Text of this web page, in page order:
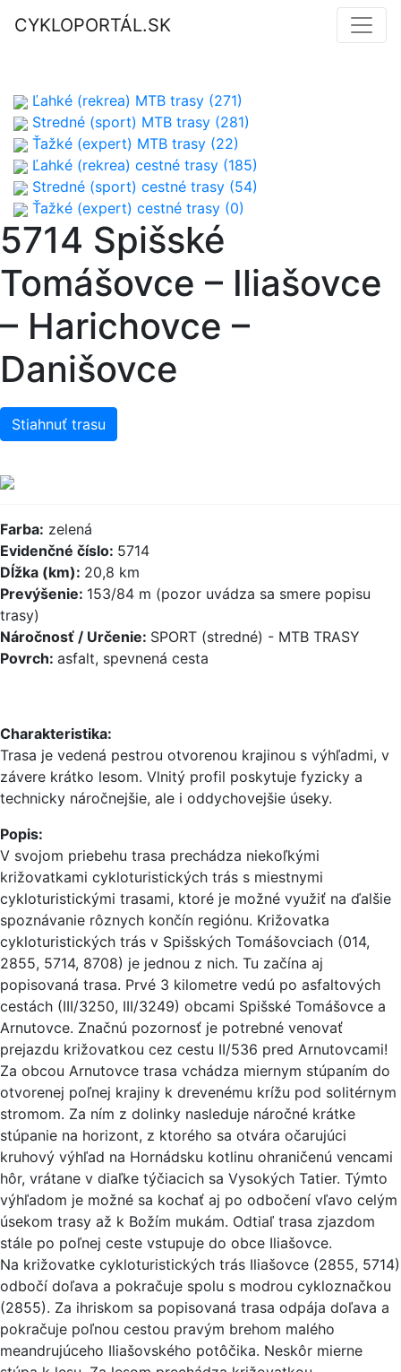
CYKLOPORTÁL.SK
Ľahké (rekrea) MTB trasy (271)
Stredné (sport) MTB trasy (281)
Ťažké (expert) MTB trasy (22)
Ľahké (rekrea) cestné trasy (185)
Stredné (sport) cestné trasy (54)
Ťažké (expert) cestné trasy (0)
5714 Spišské
Tomášovce – Iliašovce
– Harichovce –
Danišovce
Stiahnuť trasu
Farba: zelená
Evidenčné číslo: 5714
Dĺžka (km): 20,8 km
Prevýšenie: 153/84 m (pozor uvádza sa smere popisu
trasy)
Náročnosť / Určenie: SPORT (stredné) - MTB TRASY
Povrch: asfalt, spevnená cesta
Charakteristika:
Trasa je vedená pestrou otvorenou krajinou s výhľadmi, v
závere krátko lesom. Vlnitý profil poskytuje fyzicky a
technicky náročnejšie, ale i oddychovejšie úseky.
Popis:
V svojom priebehu trasa prechádza niekoľkými
križovatkami cykloturistických trás s miestnymi
cykloturistickými trasami, ktoré je možné využiť na ďalšie
spoznávanie rôznych končín regiónu. Križovatka
cykloturistických trás v Spišských Tomášovciach (014,
2855, 5714, 8708) je jednou z nich. Tu začína aj
popisovaná trasa. Prvé 3 kilometre vedú po asfaltových
cestách (III/3250, III/3249) obcami Spišské Tomášovce a
Arnutovce. Značnú pozornosť je potrebné venovať
prejazdu križovatkou cez cestu II/536 pred Arnutovcami!
Za obcou Arnutovce trasa vchádza miernym stúpaním do
otvorenej poľnej krajiny k drevenému krížu pod solitérnym
stromom. Za ním z dolinky nasleduje náročné krátke
stúpanie na horizont, z ktorého sa otvára očarujúci
kruhový výhľad na Hornádsku kotlinu ohraničenú vencami
hôr, vrátane v diaľke týčiacich sa Vysokých Tatier. Týmto
výhľadom je možné sa kochať aj po odbočení vľavo celým
úsekom trasy až k Božím mukám. Odtiaľ trasa zjazdom
stále po poľnej ceste vstupuje do obce Iliašovce.
Na križovatke cykloturistických trás Iliašovce (2855, 5714)
odbočí doľava a pokračuje spolu s modrou cykloznačkou
(2855). Za ihriskom sa popisovaná trasa odpája doľava a
pokračuje poľnou cestou pravým brehom malého
meandrujúceho Iliašovského potôčika. Neskôr mierne